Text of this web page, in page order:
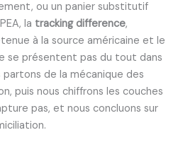
ou un panier substitutif
la tracking difference,
à la source américaine et le
se présentent pas du tout dans
de la mécanique des
puis nous chiffrons les couches
pas, et nous concluons sur